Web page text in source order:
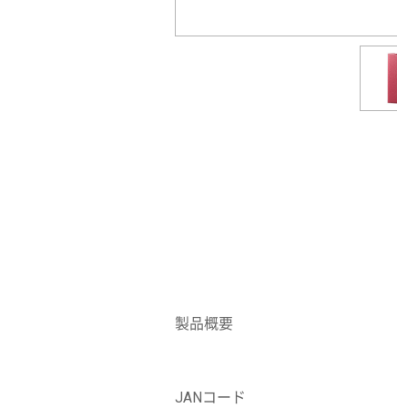
製品概要
JANコード